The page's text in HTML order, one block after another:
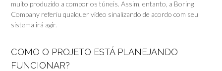
muito produzido a compor os túneis. Assim, entanto, a Boring
Company referiu qualquer vídeo sinalizando de acordo com seu
sistema irá agir.
COMO O PROJETO ESTÁ PLANEJANDO
FUNCIONAR?